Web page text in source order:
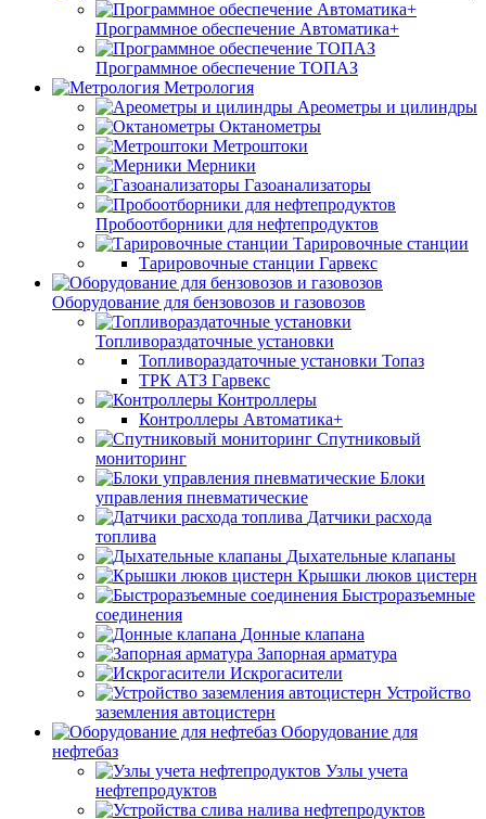
Программное обеспечение Автоматика+
Программное обеспечение ТОПАЗ
Метрология
Ареометры и цилиндры
Октанометры
Метроштоки
Мерники
Газоанализаторы
Пробоотборники для нефтепродуктов
Тарировочные станции
Тарировочные станции Гарвекс
Оборудование для бензовозов и газовозов
Топливораздаточные установки
Топливораздаточные установки Топаз
ТРК АТЗ Гарвекс
Контроллеры
Контроллеры Автоматика+
Спутниковый
мониторинг
Блоки
управления пневматические
Датчики расхода
топлива
Дыхательные клапаны
Крышки люков цистерн
Быстроразъемные
соединения
Донные клапана
Запорная арматура
Искрогасители
Устройство
заземления автоцистерн
Оборудование для
нефтебаз
Узлы учета
нефтепродуктов